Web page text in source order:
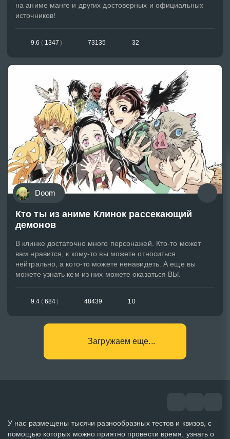
на аниме манге и других достоверных и официальных
источников!
9.6 ( 1347 ) 73135 32
Doom
Кто ты из аниме Клинок рассекающий
демонов
В клинке достаточно много персонажей. Кто-то может
вам нравится, к кому-то вы можете относиться
нейтрально, а кого-то можете ненавидеть. А еще вы
можете узнать кем из них можете оказаться ВЫ.
9.4 ( 684) 48439 10
Загружаем еще...
У нас размещены тысячи разнообразных тестов и квизов, с
помощью которых можно приятно провести время, узнать о